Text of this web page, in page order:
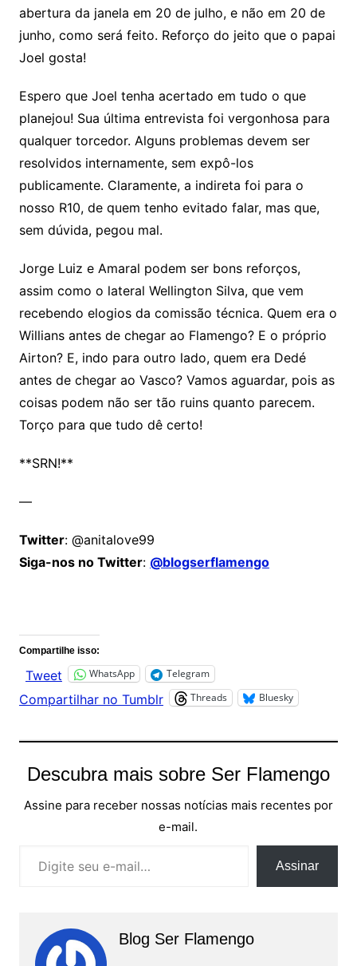
abertura da janela em 20 de julho, e não em 20 de
junho, como será feito. Reforço do jeito que o papai
Joel gosta!
Espero que Joel tenha acertado em tudo o que
planejou! Sua última entrevista foi vergonhosa para
qualquer torcedor. Alguns problemas devem ser
resolvidos internamente, sem expô-los
publicamente. Claramente, a indireta foi para o
nosso R10, de quem tenho evitado falar, mas que,
sem dúvida, pegou mal.
Jorge Luiz e Amaral podem ser bons reforços,
assim como o lateral Wellington Silva, que vem
recebendo elogios da comissão técnica. Quem era o
Willians antes de chegar ao Flamengo? E o próprio
Airton? E, indo para outro lado, quem era Dedé
antes de chegar ao Vasco? Vamos aguardar, pois as
coisas podem não ser tão ruins quanto parecem.
Torço para que tudo dê certo!
**SRN!**
—
Twitter: @anitalove99
Siga-nos no Twitter: @blogserflamengo
Compartilhe isso:
Tweet WhatsApp Telegram
Compartilhar no Tumblr Threads Bluesky
Descubra mais sobre Ser Flamengo
Assine para receber nossas notícias mais recentes por
e-mail.
Assinar
Blog Ser Flamengo